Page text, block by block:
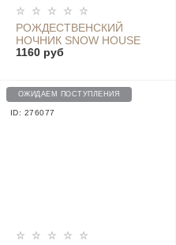
РОЖДЕСТВЕНСКИЙ
НОЧНИК SNOW HOUSE
LED LAMP - D5 SNOWMAN
1160 руб
ОЖИДАЕМ ПОСТУПЛЕНИЯ
ID: 276077